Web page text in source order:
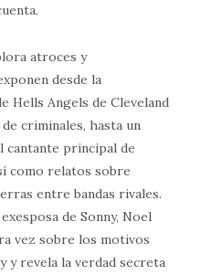
atroces y
desde la
Hells Angels de Cleveland
criminales, hasta un
cantante principal de
como relatos sobre
entre bandas rivales.
de Sonny, Noel
vez sobre los motivos
y revela la verdad secreta